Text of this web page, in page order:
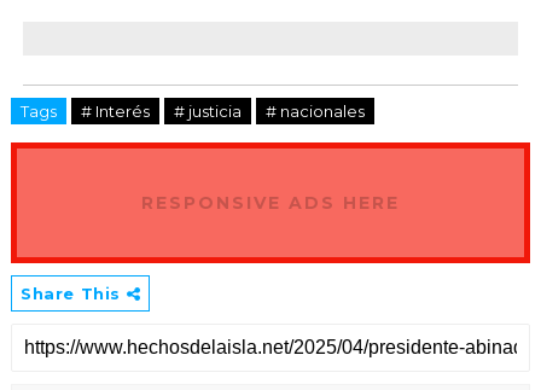
Tags # Interés # justicia # nacionales
RESPONSIVE ADS HERE
Share This